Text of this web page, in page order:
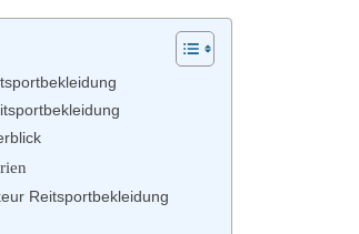
Reitsportbekleidung